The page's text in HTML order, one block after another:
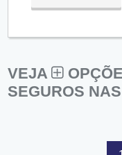
VEJA
SEGUROS